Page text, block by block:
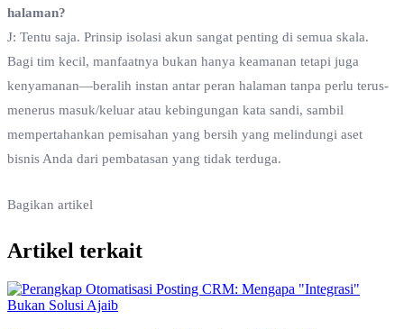
halaman?
J: Tentu saja. Prinsip isolasi akun sangat penting di semua skala.
Bagi tim kecil, manfaatnya bukan hanya keamanan tetapi juga
kenyamanan—beralih instan antar peran halaman tanpa perlu terus-
menerus masuk/keluar atau kebingungan kata sandi, sambil
mempertahankan pemisahan yang bersih yang melindungi aset
bisnis Anda dari pembatasan yang tidak terduga.
Bagikan artikel
Artikel terkait